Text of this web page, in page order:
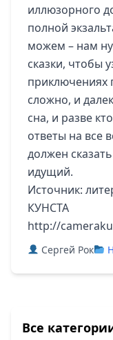
иллюзорного
полной
можем – нам
сказки, чтобы
приключениях
сложно, и
сна, и разве
ответы на все
должен
идущий.
Источник:
КУНСТА
http://
Сергей Рок
Все